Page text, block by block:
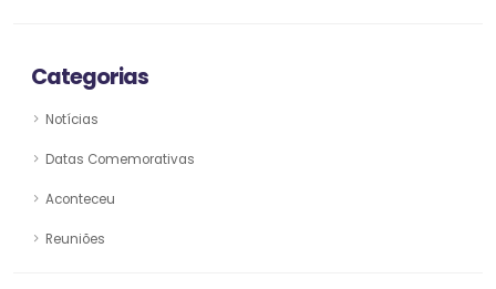
Categorias
Notícias
Datas Comemorativas
Aconteceu
Reuniões